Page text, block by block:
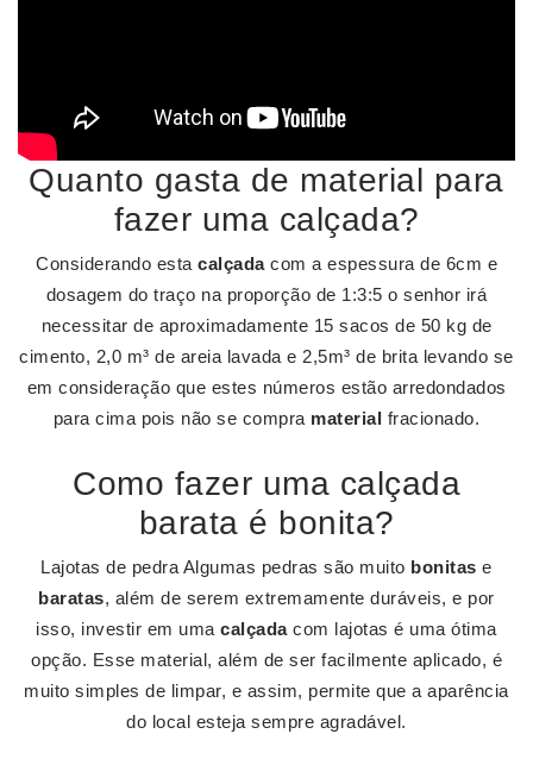
Quanto gasta de material para
fazer uma calçada?
Considerando esta calçadacom a espessura de 6cm e
dosagem do traço na proporção de 1:3:5 o senhor irá
necessitar de aproximadamente 15 sacos de 50 kg de
cimento, 2,0 m³ de areia lavada e 2,5m³ de brita levando se
em consideração que estes números estão arredondados
para cima pois não se compra material fracionado.
Como fazer uma calçada
barata é bonita?
Lajotas de pedra Algumas pedras são muito bonitas e
baratas, além de serem extremamente duráveis, e por
isso, investir em umacalçadacom lajotas é uma ótima
opção. Esse material, além de ser facilmente aplicado, é
muito simples de limpar, e assim, permite que a aparência
do local esteja sempre agradável.